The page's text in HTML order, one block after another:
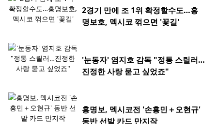
2경기 만에 조 1위 확정할수도…홍
명보호, 멕시코 꺾으면 '꽃길'
'눈동자' 염지호 감독 "정통 스릴러…
진정한 사랑 묻고 싶었죠"
홍명보, 멕시코전 '손흥민＋오현규'
동반 선발 카드 만지작